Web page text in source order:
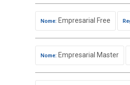
Nome: Empresarial Free
Nome: Empresarial Master